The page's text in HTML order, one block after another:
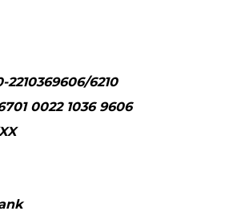
6210
0022 1036 9606